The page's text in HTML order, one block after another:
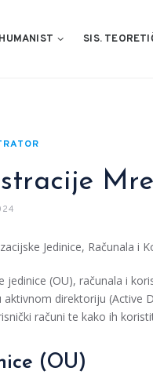
HUMANIST SIS.
Jedinice, Računala i
jedinice (OU), računala i
direktoriju (Active
računi te kako ih
(OU)